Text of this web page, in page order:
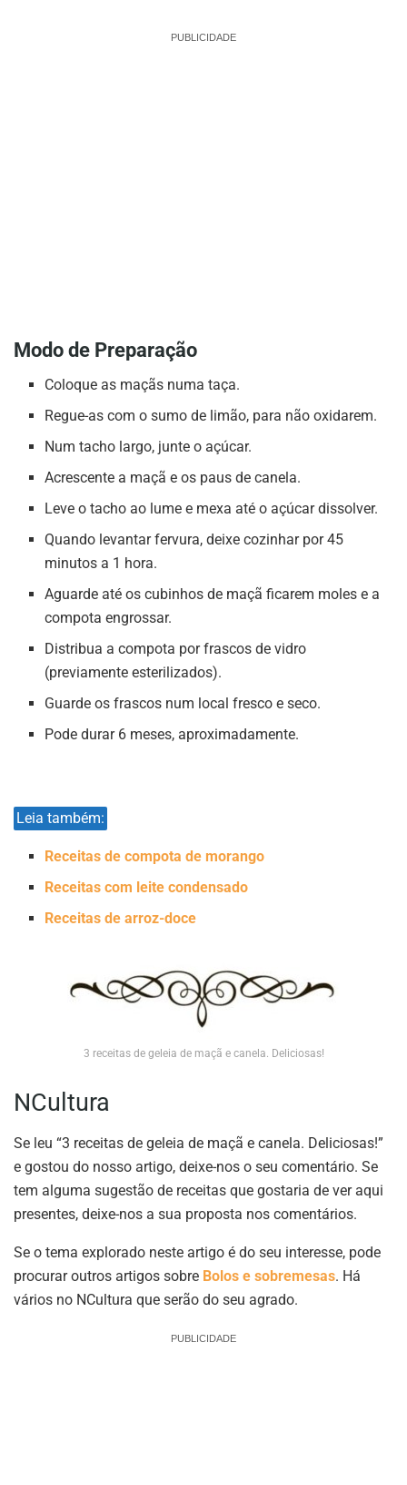
PUBLICIDADE
Modo de Preparação
Coloque as maçãs numa taça.
Regue-as com o sumo de limão, para não oxidarem.
Num tacho largo, junte o açúcar.
Acrescente a maçã e os paus de canela.
Leve o tacho ao lume e mexa até o açúcar dissolver.
Quando levantar fervura, deixe cozinhar por 45
minutos a 1 hora.
Aguarde até os cubinhos de maçã ficarem moles e a
compota engrossar.
Distribua a compota por frascos de vidro
(previamente esterilizados).
Guarde os frascos num local fresco e seco.
Pode durar 6 meses, aproximadamente.
Leia também:
Receitas de compota de morango
Receitas com leite condensado
Receitas de arroz-doce
3 receitas de geleia de maçã e canela. Deliciosas!
NCultura
Se leu “3 receitas de geleia de maçã e canela. Deliciosas!”
e gostou do nosso artigo, deixe-nos o seu comentário. Se
tem alguma sugestão de receitas que gostaria de ver aqui
presentes, deixe-nos a sua proposta nos comentários.
Se o tema explorado neste artigo é do seu interesse, pode
procurar outros artigos sobre Bolos e sobremesas. Há
vários no NCultura que serão do seu agrado.
PUBLICIDADE